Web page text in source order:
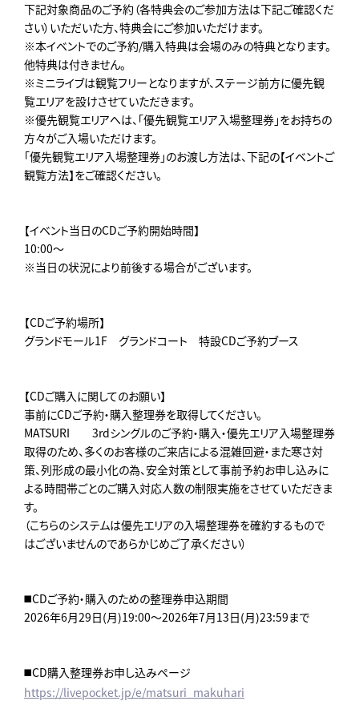
下記対象商品のご予約（各特典会のご参加方法は下記ご確認くだ
さい）いただいた方、特典会にご参加いただけます。
※本イベントでのご予約/購入特典は会場のみの特典となります。
他特典は付きません。
※ミニライブは観覧フリーとなりますが、ステージ前方に優先観
覧エリアを設けさせていただきます。
※優先観覧エリアへは、「優先観覧エリア入場整理券」をお持ちの
方々がご入場いただけます。
「優先観覧エリア入場整理券」のお渡し方法は、下記の【イベントご
観覧方法】をご確認ください。
【イベント当日のCDご予約開始時間】
10:00～
※当日の状況により前後する場合がございます。
【CDご予約場所】
グランドモール1F グランドコート 特設CDご予約ブース
【CDご購入に関してのお願い】
事前にCDご予約・購入整理券を取得してください。
MATSURI 3rdシングルのご予約・購入・優先エリア入場整理券
取得のため、多くのお客様のご来店による混雑回避・また寒さ対
策、列形成の最小化の為、安全対策として事前予約お申し込みに
よる時間帯ごとのご購入対応人数の制限実施をさせていただきま
す。
（こちらのシステムは優先エリアの入場整理券を確約するもので
はございませんのであらかじめご了承ください）
◼️CDご予約・購入のための整理券申込期間
2026年6月29日(月)19:00～2026年7月13日(月)23:59まで
◼️CD購入整理券お申し込みページ
https://livepocket.jp/e/matsuri_makuhari